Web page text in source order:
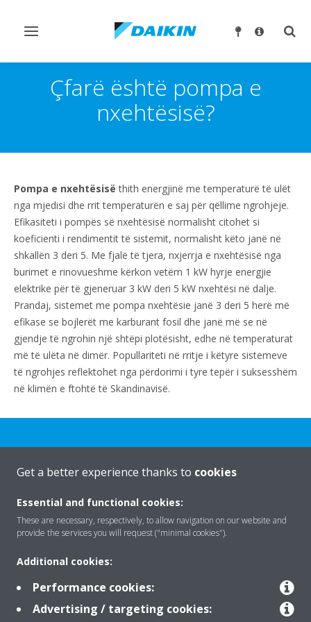
Ndrysho
Çfarë është pompa e
nxehtësisë?
Pompa e nxehtësisë thith energjinë me temperaturë të ulët
nga mjedisi dhe rrit temperaturën e saj për qëllime ngrohjeje.
Efikasiteti i pompës së nxehtësisë normalisht citohet si
koeficienti i rendimentit të sistemit, normalisht këto janë në
shkallën 3 deri 5. Me fjalë të tjera, nxjerrja e nxehtësisë nga
burimet e rinovueshme kërkon vetëm 1 kW hyrje energjie
elektrike për të gjeneruar 3 kW deri 5 kW nxehtësi në dalje.
Prandaj, sistemet me pompa nxehtësie janë 3 deri 5 herë më
efikase se bojlerët me karburant fosil dhe janë më se në
gjendje të ngrohin një shtëpi plotësisht, edhe në temperaturat
më të ulëta në dimër. Popullariteti në rritje i këtyre sistemeve
të ngrohjes reflektohet nga përdorimi i tyre tepër i suksesshëm
në klimën e ftohtë të Skandinavisë.
Rreth nesh
Zgjidhje
Kontakti
Get a better experience thanks to cookies
Essential and functional cookies:
These are necessary, respectively, to allow navigation on our website and
provide the services you will request ("minimal cookies").
Additional cookies:
Performance cookies:
Advertising / targeting cookies: